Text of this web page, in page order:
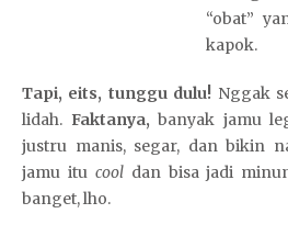
“obat”
kapok.D
w
a
t
o
Tapi, eits, tunggu dulu! Nggak
lidah. Faktanya, banyak jamu
justru manis, segar, dan bikin
jamu itu cooldan bisa jadi
banget, lho.